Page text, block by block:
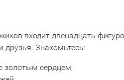
входит двенадцать
друзья. Знакомьтесь:
золотым сердцем,